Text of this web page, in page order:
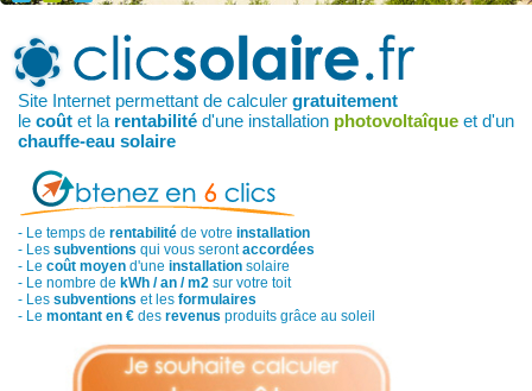
Site Internet permettant de calculer gratuitement
le coût et la rentabilité d'une installation photovoltaîque et d'un
chauffe-eau solaire
- Le temps de rentabilité de votre installation
- Les subventions qui vous serontaccordées
- Le coût moyen d'une installation solaire
- Le nombre de kWh / an / m2 sur votre toit
- Les subventions et les formulaires
- Le montant en € des revenus produits grâce au soleil